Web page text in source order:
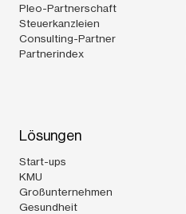
Pleo-Partnerschaft
Steuerkanzleien
Consulting-Partner
Partnerindex
Lösungen
Start-ups
KMU
Großunternehmen
Gesundheit